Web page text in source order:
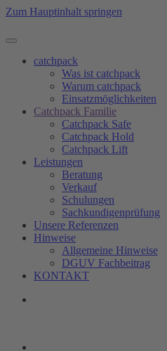
Zum Hauptinhalt springen
catchpack
Was ist catchpack
Warum catchpack
Einsatzmöglichkeiten
Catchpack Familie
Catchpack Safe
Catchpack Hold
Catchpack Lift
Leistungen
Beratung
Verkauf
Schulungen
Sachkundigenprüfung
Unsere Referenzen
Hinweise
Allgemeine Hinweise
DGUV Fachbeitrag
KONTAKT